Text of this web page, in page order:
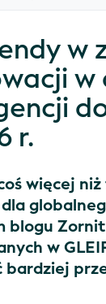
w
w
r.
więcej
blogu
w